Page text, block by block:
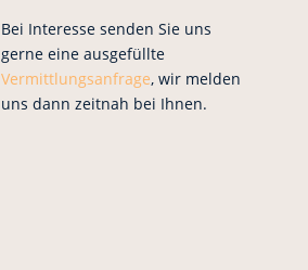
Bei Interesse senden Sie uns
gerne eine ausgefüllte
Vermittlungsanfrage, wir melden
uns dann zeitnah bei Ihnen.